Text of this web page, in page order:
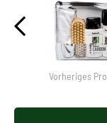
Vorheriges